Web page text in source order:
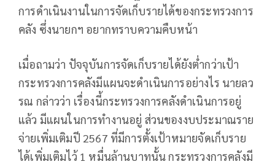
การดำเนินงานในการจัดเก็บรายได้ของกระทรวงการ
คลัง ซึ่งนายกฯ อยากทราบความคืบหน้า
เมื่อถามว่า ปัจจุบันการจัดเก็บรายได้ยังต่ำกว่าเป้า
กระทรวงการคลังมีแผนจะดำเนินการอย่างไร นายลว
รณ กล่าวว่า เรื่องนี้กระทรวงการคลังดำเนินการอยู่
แล้ว มีแผนในการทำงานอยู่ ส่วนของงบประมาณราย
จ่ายเพิ่มเติมปี 2567 ที่มีการตั้งเป้าหมายจัดเก็บราย
ได้เพิ่มเติมไว้ 1 หมื่นล้านบาทนั้น กระทรวงการคลังมี